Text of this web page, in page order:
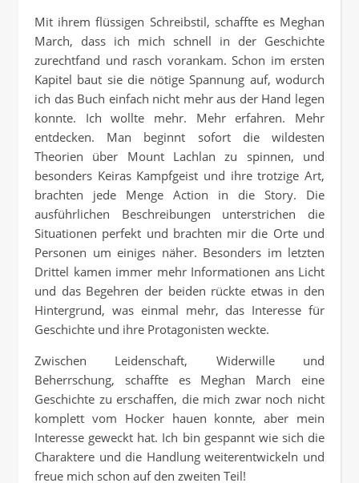
Mit ihrem flüssigen Schreibstil, schaffte es Meghan
March, dass ich mich schnell in der Geschichte
zurechtfand und rasch vorankam. Schon im ersten
Kapitel baut sie die nötige Spannung auf, wodurch
ich das Buch einfach nicht mehr aus der Hand legen
konnte. Ich wollte mehr. Mehr erfahren. Mehr
entdecken. Man beginnt sofort die wildesten
Theorien über Mount Lachlan zu spinnen, und
besonders Keiras Kampfgeist und ihre trotzige Art,
brachten jede Menge Action in die Story. Die
ausführlichen Beschreibungen unterstrichen die
Situationen perfekt und brachten mir die Orte und
Personen um einiges näher. Besonders im letzten
Drittel kamen immer mehr Informationen ans Licht
und das Begehren der beiden rückte etwas in den
Hintergrund, was einmal mehr, das Interesse für
Geschichte und ihre Protagonisten weckte.
Zwischen Leidenschaft, Widerwille und
Beherrschung, schaffte es Meghan March eine
Geschichte zu erschaffen, die mich zwar noch nicht
komplett vom Hocker hauen konnte, aber mein
Interesse geweckt hat. Ich bin gespannt wie sich die
Charaktere und die Handlung weiterentwickeln und
freue mich schon auf den zweiten Teil!